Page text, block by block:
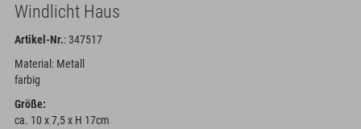
Windlicht Haus
Artikel-Nr.: 347517
Material: Metall
farbig
Größe:
ca. 10 x 7,5 x H 17cm